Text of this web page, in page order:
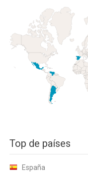
Top de países
España